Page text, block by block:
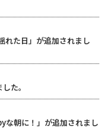
れた日」が追加されまし
た。
な朝に！」が追加されまし